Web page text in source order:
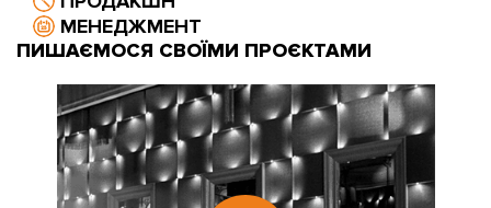
МЕНЕДЖМЕНТ
ПИШАЄМОСЯ СВОЇМИ ПРОЄКТАМИ